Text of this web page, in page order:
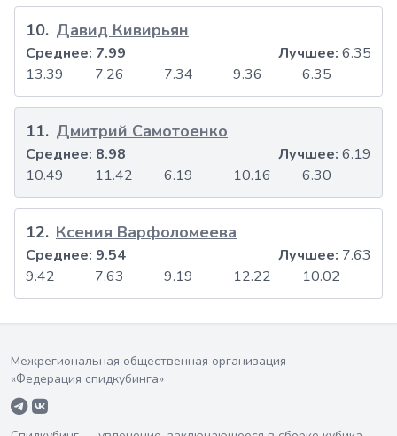
10. Давид Кивирьян
13.39 7.26 7.34 9.36 6.35
Среднее: 7.99 Лучшее: 6.35
11. Дмитрий Самотоенко
10.49 11.42 6.19 10.16 6.30
Среднее: 8.98 Лучшее: 6.19
12. Ксения Варфоломеева
9.42 7.63 9.19 12.22 10.02
Среднее: 9.54 Лучшее: 7.63
Межрегиональная общественная организация
«Федерация спидкубинга»